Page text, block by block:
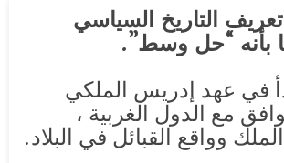
التاريخ السياسي
بأنه “حل وسط”.
في عهد إدريس الملكي
مع الدول الغربية ،
وواقع القبائل في البلاد.